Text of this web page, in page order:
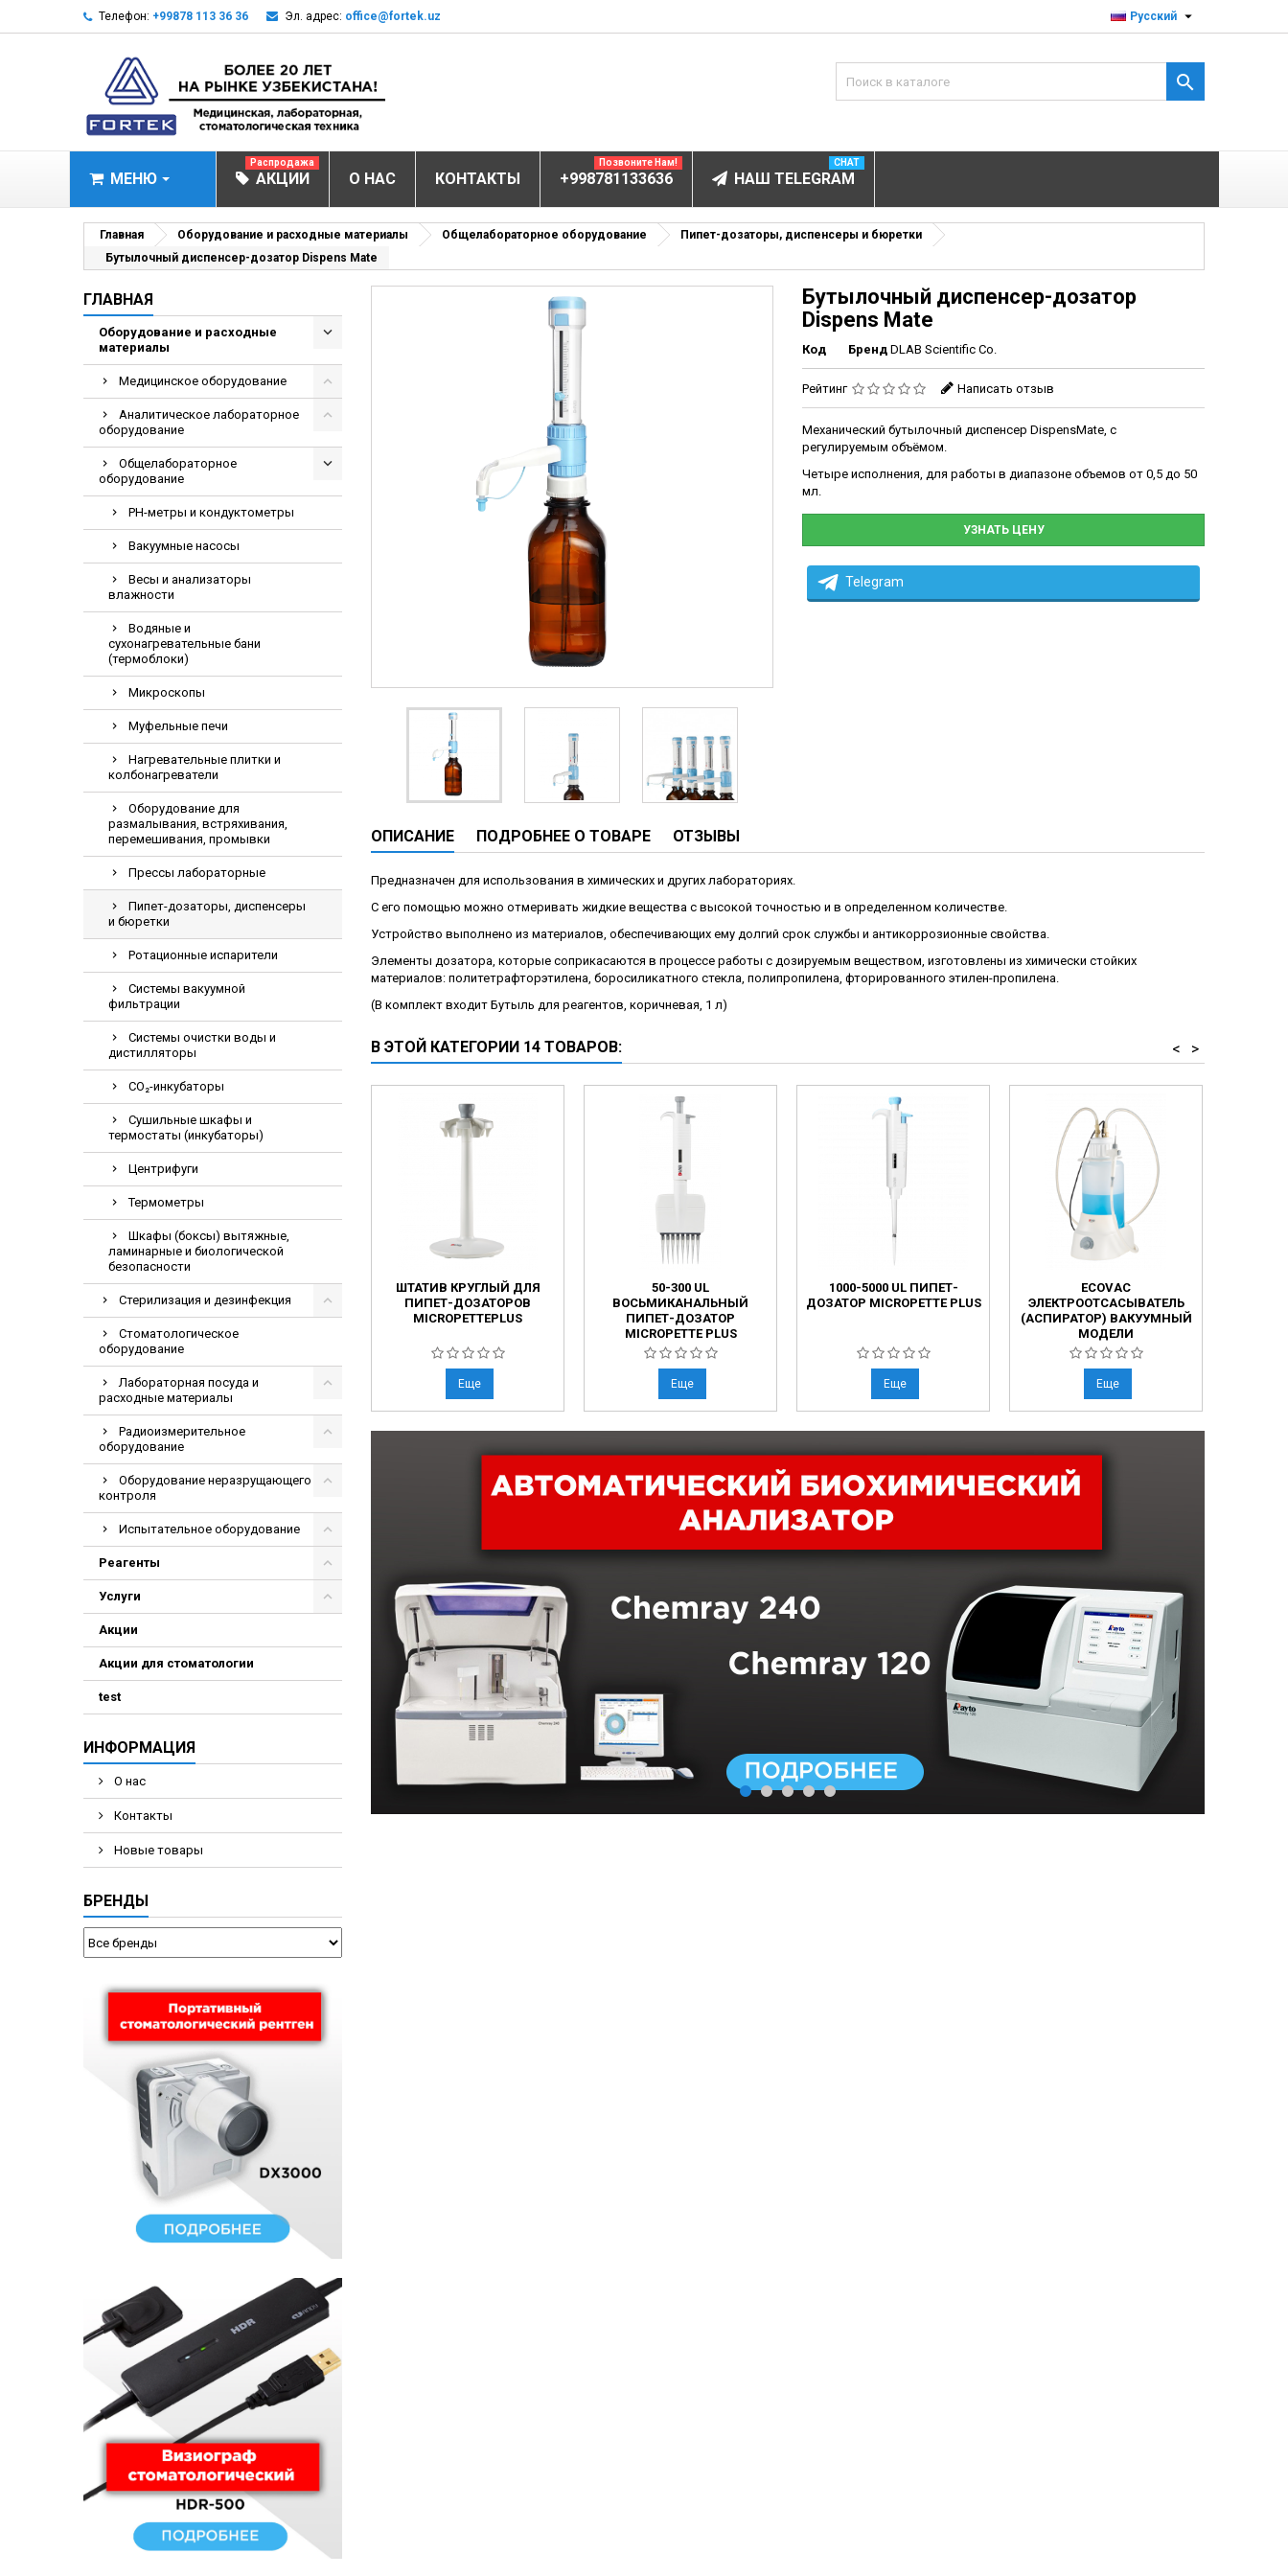
Телефон: +99878 113 36 36 Эл. адрес: office@fortek.uz Русский 

МЕНЮ
МЕДИЦИНСКОЕ ОБОРУДОВАНИЕ
Анализаторы газов и электролитов
Анализатор иммунофлюоресцентный
Анализаторы иммунохемилюминесцентные (ИХЛА)
Биохимические анализаторы
Видеокольпоскопы
Гематологические анализаторы
Дефибрилляторы
Инкубаторы для новорожденных
ЛОР-Комбайны
Насосы шприцевые и инфузионные
Рентгеновское оборудование и маммографы
Тракционные кровати
Электроэнцефалографы
Электрохирургические коагуляторы
Экстракторы нуклеиновых кислот
АКЦИИ
Распродажа
О НАС КОНТАКТЫ +998781133636
Позвоните Нам!
НАШ TELEGRAM
CHAT
Главная Оборудование и расходные материалы Общелабораторное оборудование
Пипет-дозаторы, диспенсеры и бюретки
Бутылочный диспенсер-дозатор Dispens Mate
ГЛАВНАЯ
Оборудование и расходные
материалы
Медицинское оборудование
Аналитическое лабораторное
оборудование
Общелабораторное
оборудование
PH-метры и кондуктометры
Вакуумные насосы
Весы и анализаторы
влажности
Водяные и
сухонагревательные бани
(термоблоки)
Микроскопы
Муфельные печи
Нагревательные плитки и
колбонагреватели
Оборудование для
размалывания, встряхивания,
перемешивания, промывки
Прессы лабораторные
Пипет-дозаторы, диспенсеры
и бюретки
Ротационные испарители
Системы вакуумной
фильтрации
Системы очистки воды и
дистилляторы
СО₂-инкубаторы
Сушильные шкафы и
термостаты (инкубаторы)
Центрифуги
Термометры
Шкафы (боксы) вытяжные,
ламинарные и биологической
безопасности
Стерилизация и дезинфекция
Стоматологическое
оборудование
Лабораторная посуда и
расходные материалы
Радиоизмерительное
оборудование
Оборудование неразрущающего
контроля
Испытательное оборудование
Реагенты
Услуги
Акции
Акции для стоматологии
test
ИНФОРМАЦИЯ
О нас
Контакты
Новые товары
БРЕНДЫ
Бутылочный диспенсер-дозатор
Dispens Mate
Код Бренд DLAB Scientific Co.
Рейтинг Написать отзыв
Механический бутылочный диспенсер DispensMate, с
регулируемым объёмом.
Четыре исполнения, для работы в диапазоне объемов от 0,5 до 50
мл.
УЗНАТЬ ЦЕНУ
Telegram
ОПИСАНИЕ ПОДРОБНЕЕ О ТОВАРЕ ОТЗЫВЫ
Предназначен для использования в химических и других лабораториях.
С его помощью можно отмеривать жидкие вещества с высокой точностью и в определенном количестве.
Устройство выполнено из материалов, обеспечивающих ему долгий срок службы и антикоррозионные свойства.
Элементы дозатора, которые соприкасаются в процессе работы с дозируемым веществом, изготовлены из химически стойких
материалов: политетрафторэтилена, боросиликатного стекла, полипропилена, фторированного этилен-пропилена.
(В комплект входит Бутыль для реагентов, коричневая, 1 л)
В ЭТОЙ КАТЕГОРИИ 14 ТОВАРОВ: >
<
ШТАТИВ КРУГЛЫЙ ДЛЯ
ПИПЕТ-ДОЗАТОРОВ
MICROPETTEPLUS
Еще
50-300 UL
ВОСЬМИКАНАЛЬНЫЙ
ПИПЕТ-ДОЗАТОР
MICROPETTE PLUS
Еще
1000-5000 UL ПИПЕТ-
ДОЗАТОР MICROPETTE PLUS
Еще
ECOVAC
ЭЛЕКТРООТСАСЫВАТЕЛЬ
(АСПИРАТОР) ВАКУУМНЫЙ
МОДЕЛИ
Еще